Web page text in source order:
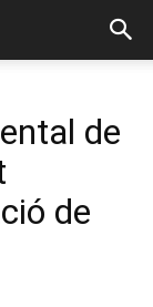
de
de